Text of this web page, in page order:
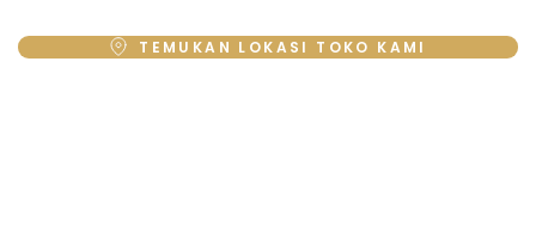
TEMUKAN LOKASI TOKO KAMI